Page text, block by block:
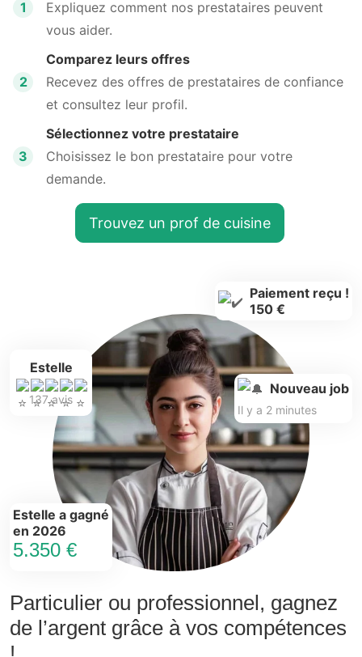
1
Expliquez comment nos prestataires peuvent
vous aider.
2
Comparez leurs offres
Recevez des offres de prestataires de confiance
et consultez leur profil.
3
Sélectionnez votre prestataire
Choisissez le bon prestataire pour votre
demande.
Trouvez un prof de cuisine
Particulier ou professionnel, gagnez
de l’argent grâce à vos compétences
Estelle
137 avis
Estelle a gagné
en 2026
5.350 €
Paiement reçu !
150 €
Nouveau job
Il y a 2 minutes